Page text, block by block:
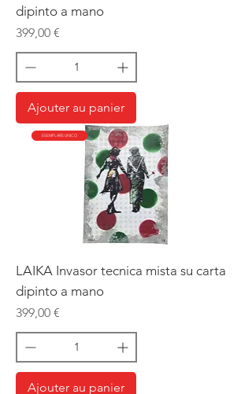
dipinto a mano
Prix
399,00 €
Ajouter au panier
ESEMPLARE UNICO
LAIKA Invasor tecnica mista su carta
dipinto a mano
Prix
399,00 €
Ajouter au panier